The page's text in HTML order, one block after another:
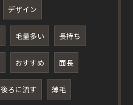
デザイン
毛量多い 長持ち
おすすめ 面長
後ろに流す 薄毛